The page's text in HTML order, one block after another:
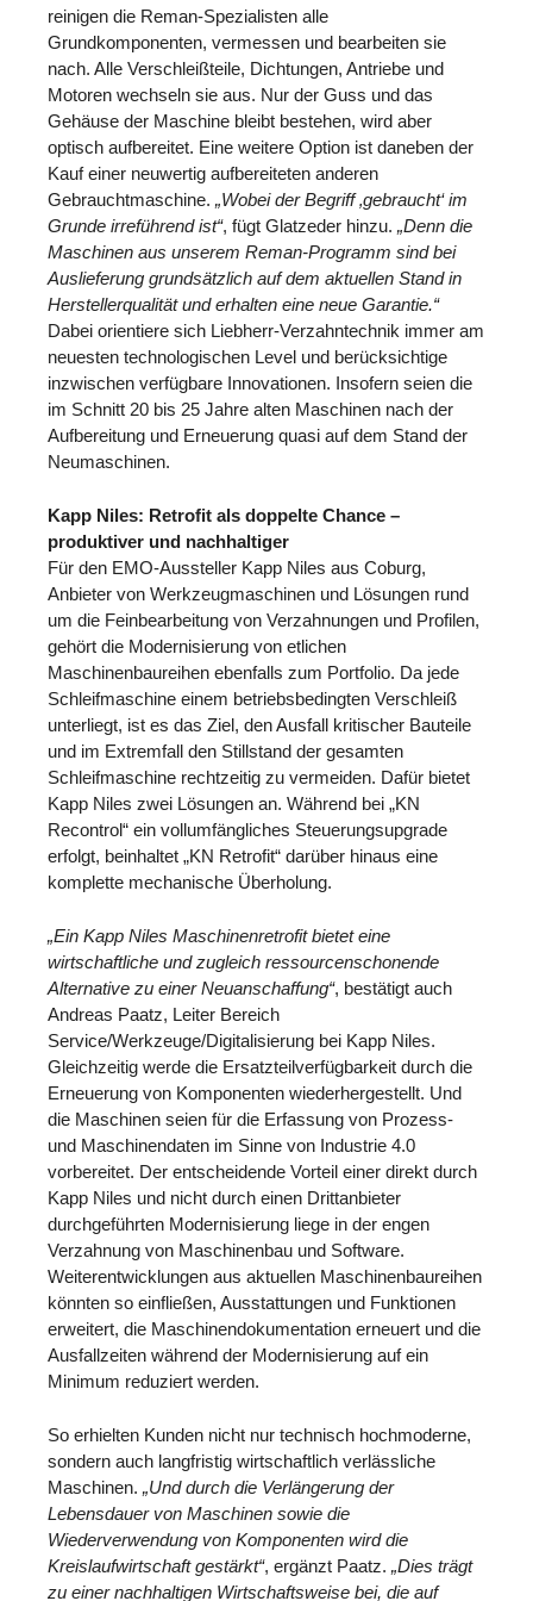
reinigen die Reman-Spezialisten alle
Grundkomponenten, vermessen und bearbeiten sie
nach. Alle Verschleißteile, Dichtungen, Antriebe und
Motoren wechseln sie aus. Nur der Guss und das
Gehäuse der Maschine bleibt bestehen, wird aber
optisch aufbereitet. Eine weitere Option ist daneben der
Kauf einer neuwertig aufbereiteten anderen
Gebrauchtmaschine. „Wobei der Begriff ‚gebraucht‘ im
Grunde irreführend ist“, fügt Glatzeder hinzu. „Denn die
Maschinen aus unserem Reman-Programm sind bei
Auslieferung grundsätzlich auf dem aktuellen Stand in
Herstellerqualität und erhalten eine neue Garantie.“
Dabei orientiere sich Liebherr-Verzahntechnik immer am
neuesten technologischen Level und berücksichtige
inzwischen verfügbare Innovationen. Insofern seien die
im Schnitt 20 bis 25 Jahre alten Maschinen nach der
Aufbereitung und Erneuerung quasi auf dem Stand der
Neumaschinen.
Kapp Niles: Retrofit als doppelte Chance –
produktiver und nachhaltiger
Für den EMO-Aussteller Kapp Niles aus Coburg,
Anbieter von Werkzeugmaschinen und Lösungen rund
um die Feinbearbeitung von Verzahnungen und Profilen,
gehört die Modernisierung von etlichen
Maschinenbaureihen ebenfalls zum Portfolio. Da jede
Schleifmaschine einem betriebsbedingten Verschleiß
unterliegt, ist es das Ziel, den Ausfall kritischer Bauteile
und im Extremfall den Stillstand der gesamten
Schleifmaschine rechtzeitig zu vermeiden. Dafür bietet
Kapp Niles zwei Lösungen an. Während bei „KN
Recontrol“ ein vollumfängliches Steuerungsupgrade
erfolgt, beinhaltet „KN Retrofit“ darüber hinaus eine
komplette mechanische Überholung.
„Ein Kapp Niles Maschinenretrofit bietet eine
wirtschaftliche und zugleich ressourcenschonende
Alternative zu einer Neuanschaffung“, bestätigt auch
Andreas Paatz, Leiter Bereich
Service/Werkzeuge/Digitalisierung bei Kapp Niles.
Gleichzeitig werde die Ersatzteilverfügbarkeit durch die
Erneuerung von Komponenten wiederhergestellt. Und
die Maschinen seien für die Erfassung von Prozess-
und Maschinendaten im Sinne von Industrie 4.0
vorbereitet. Der entscheidende Vorteil einer direkt durch
Kapp Niles und nicht durch einen Drittanbieter
durchgeführten Modernisierung liege in der engen
Verzahnung von Maschinenbau und Software.
Weiterentwicklungen aus aktuellen Maschinenbaureihen
könnten so einfließen, Ausstattungen und Funktionen
erweitert, die Maschinendokumentation erneuert und die
Ausfallzeiten während der Modernisierung auf ein
Minimum reduziert werden.
So erhielten Kunden nicht nur technisch hochmoderne,
sondern auch langfristig wirtschaftlich verlässliche
Maschinen. „Und durch die Verlängerung der
Lebensdauer von Maschinen sowie die
Wiederverwendung von Komponenten wird die
Kreislaufwirtschaft gestärkt“, ergänzt Paatz. „Dies trägt
zu einer nachhaltigen Wirtschaftsweise bei, die auf